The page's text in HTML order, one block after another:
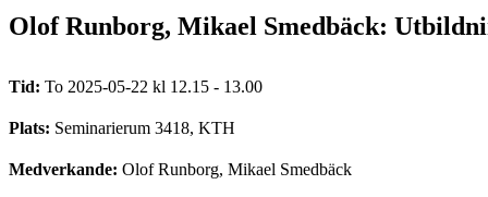
Olof Runborg, Mikael Smedbäck:
Tid: To 2025-05-22 kl 12.15 - 13.00
Plats: Seminarierum 3418, KTH
Medverkande: Olof Runborg, Mikael Smedbäck